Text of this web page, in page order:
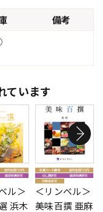
備考
ています
ル＞
浜木
＜リンベル＞
美味百撰 亜麻